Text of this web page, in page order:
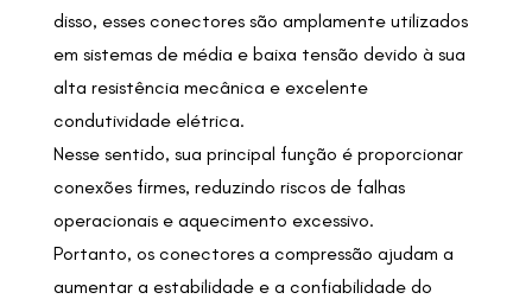
disso, esses conectores são amplamente utilizados
em sistemas de média e baixa tensão devido à sua
alta resistência mecânica e excelente
condutividade elétrica.
Nesse sentido, sua principal função é proporcionar
conexões firmes, reduzindo riscos de falhas
operacionais e aquecimento excessivo.
Portanto, os conectores a compressão ajudam a
aumentar a estabilidade e a confiabilidade do